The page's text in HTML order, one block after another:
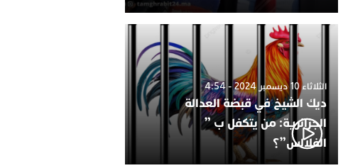
الثلاثاء 10 ديسمبر 2024 - 4:54
ديك الشيخ في قبضة العدالة
الجزائرية: من يتكفل ب ”
الفلالس”؟